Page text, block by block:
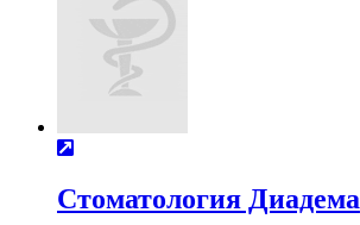
Стоматология Диадема